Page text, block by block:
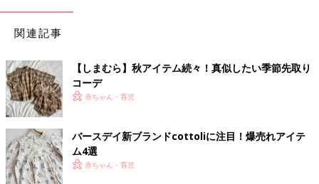
関連記事
【しまむら】秋アイテム続々！真似したい季節先取り
コーデ
赤ちゃん・育児
バースデイ新ブランドcottoliに注目！爆売れアイテ
ム4選
赤ちゃん・育児